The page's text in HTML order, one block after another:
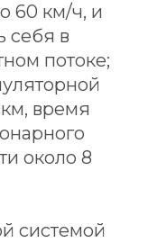
60 км/ч, и
себя в
потоке;
время
около 8
системой